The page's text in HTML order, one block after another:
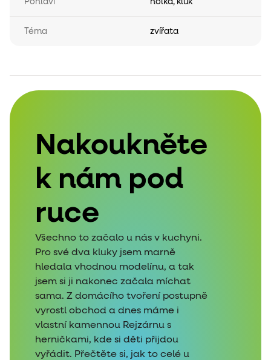
Téma zvířata
Nakoukněte
k nám pod
ruce
Všechno to začalo u nás v kuchyni.
Pro své dva kluky jsem marně
hledala vhodnou modelínu, a tak
jsem si ji nakonec začala míchat
sama. Z domácího tvoření postupně
vyrostl obchod a dnes máme i
vlastní kamennou Rejzárnu s
herničkami, kde si děti přijdou
vyřádit. Přečtěte si, jak to celé u